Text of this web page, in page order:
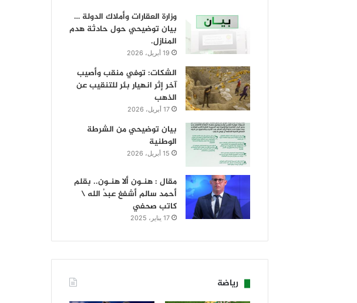
وزارة العقارات وأملاك الدولة …
بيان توضيحي حول حادثة هدم
المنازل.
19 أبريل، 2026
الشكات: توفي منقب وأصيب
آخر إثر انهيار بئر للتنقيب عن
الذهب
17 أبريل، 2026
بيان توضيحي من الشرطة
الوطنية
15 أبريل، 2026
مقال : هنـون ألا هنـون.. بقلم
أحمد سالم أشفغ عبدُ الله \
كاتب صحفي
17 يناير، 2025
رياضة